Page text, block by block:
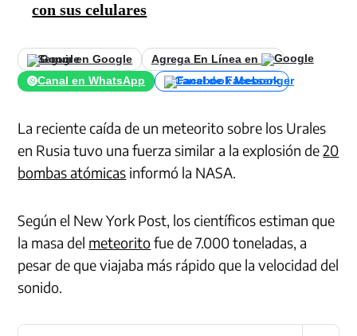
con sus celulares
Seguir en Google
Agrega En Línea en
Canal en WhatsApp
Canal de Facebook
La reciente caída de un meteorito sobre los Urales
en Rusia tuvo una fuerza similar a la explosión de20
bombas atómicas informó la NASA.
Según el New York Post, los científicos estiman que
la masa del meteoritofue de 7.000 toneladas, a
pesar de que viajaba más rápido que la velocidad del
sonido.